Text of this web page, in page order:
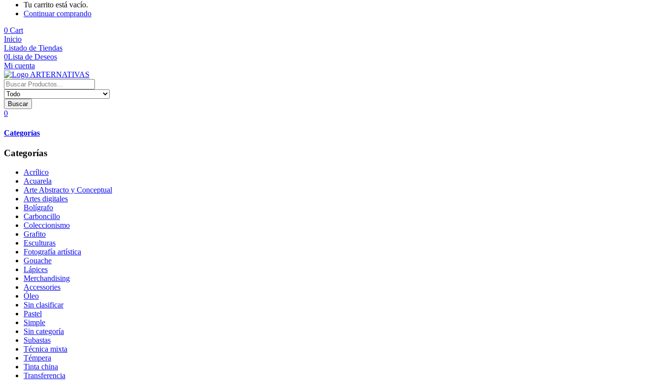
Tu carrito está vacío.
Continuar comprando
0 Cart
Inicio
Listado de Tiendas
0Lista de Deseos
Mi cuenta
Buscar
0
Categorías
Categorías
Acrílico
Acuarela
Arte Abstracto y Conceptual
Artes digitales
Bolígrafo
Carboncillo
Coleccionismo
Grafito
Esculturas
Fotografía artística
Gouache
Lápices
Merchandising
Accessories
Óleo
Sin clasificar
Pastel
Simple
Sin categoría
Subastas
Técnica mixta
Témpera
Tinta china
Transferencia